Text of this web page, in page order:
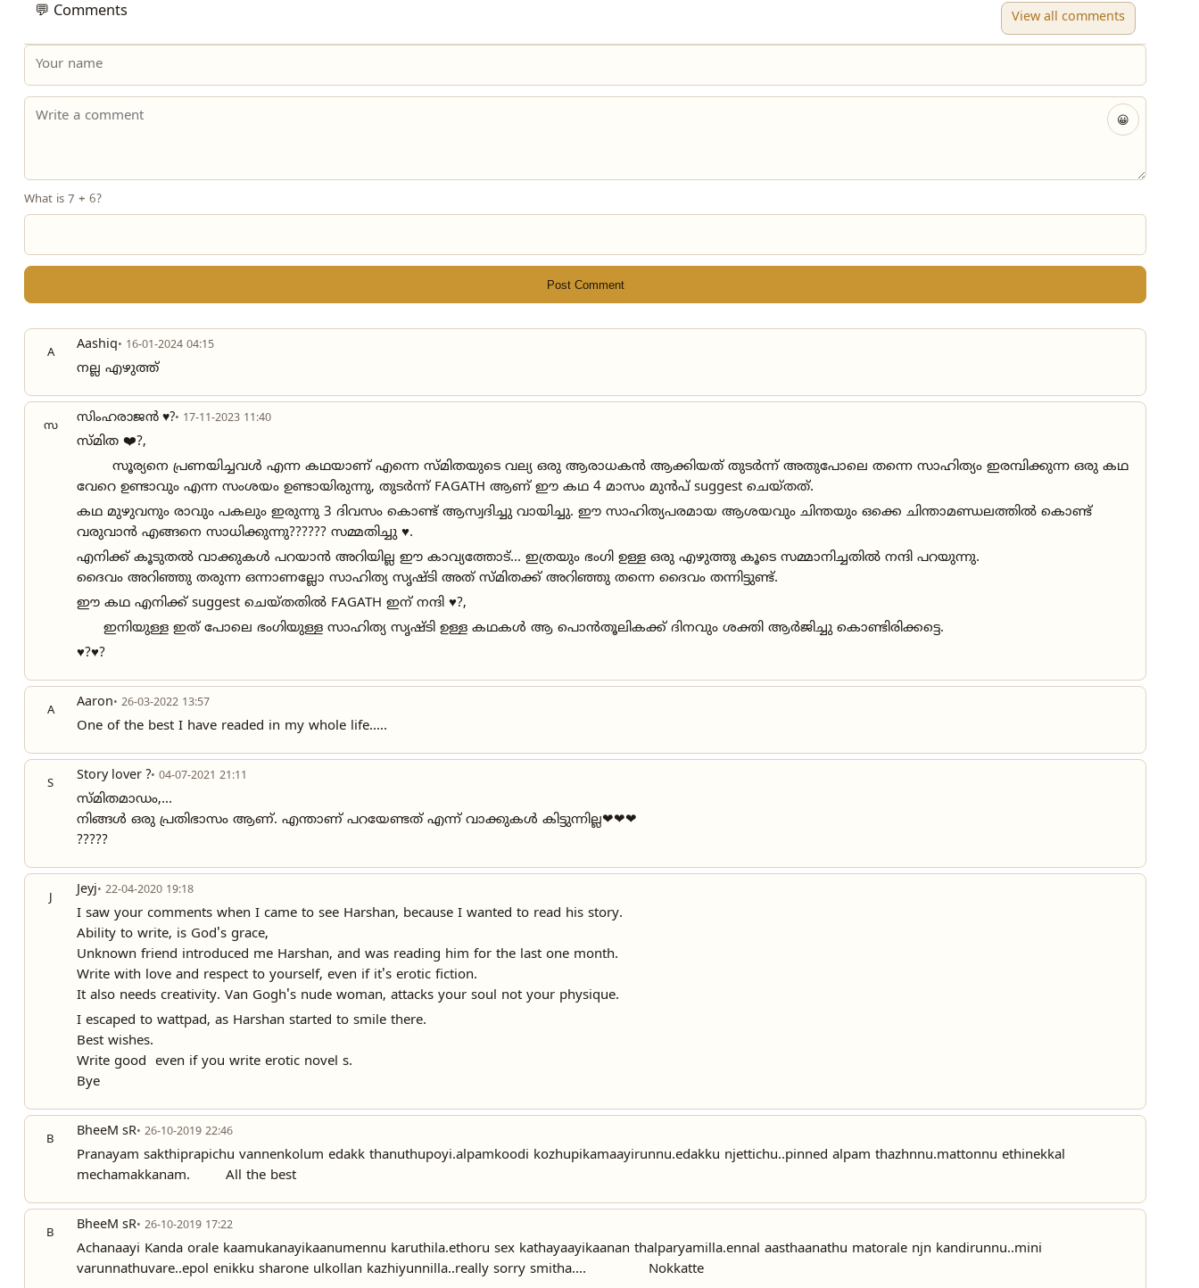
💬 Comments View all comments
😀
What is 7 + 6?
Post Comment
A Aashiq• 16-01-2024 04:15
നല്ല എഴുത്ത്
സ സിംഹരാജൻ ♥️?• 17-11-2023 11:40
സ്മിത ❤️?,
സൂര്യനെ പ്രണയിച്ചവൾ എന്ന കഥയാണ് എന്നെ സ്മിതയുടെ വല്യ ഒരു ആരാധകൻ ആക്കിയത് തുടർന്ന് അതുപോലെ തന്നെ സാഹിത്യം ഇരമ്പിക്കുന്ന ഒരു കഥ
വേറെ ഉണ്ടാവും എന്ന സംശയം ഉണ്ടായിരുന്നു, തുടർന്ന് FAGATH ആണ് ഈ കഥ 4 മാസം മുൻപ് suggest ചെയ്തത്.
കഥ മുഴുവനും രാവും പകലും ഇരുന്നു 3 ദിവസം കൊണ്ട് ആസ്വദിച്ചു വായിച്ചു. ഈ സാഹിത്യപരമായ ആശയവും ചിന്തയും ഒക്കെ ചിന്താമണ്ഡലത്തിൽ കൊണ്ട്
വരുവാൻ എങ്ങനെ സാധിക്കുന്നു?????? സമ്മതിച്ചു ♥️.
എനിക്ക് കൂടുതൽ വാക്കുകൾ പറയാൻ അറിയില്ല ഈ കാവ്യത്തോട്... ഇത്രയും ഭംഗി ഉള്ള ഒരു എഴുത്തു കൂടെ സമ്മാനിച്ചതിൽ നന്ദി പറയുന്നു.
ദൈവം അറിഞ്ഞു തരുന്ന ഒന്നാണല്ലോ സാഹിത്യ സൃഷ്ടി അത് സ്മിതക്ക് അറിഞ്ഞു തന്നെ ദൈവം തന്നിട്ടുണ്ട്.
ഈ കഥ എനിക്ക് suggest ചെയ്തതിൽ FAGATH ഇന് നന്ദി ♥️?,
ഇനിയുള്ള ഇത് പോലെ ഭംഗിയുള്ള സാഹിത്യ സൃഷ്ടി ഉള്ള കഥകൾ ആ പൊൻതൂലികക്ക് ദിനവും ശക്തി ആർജിച്ചു കൊണ്ടിരിക്കട്ടെ.
♥️?♥️?
A Aaron• 26-03-2022 13:57
One of the best I have readed in my whole life.....
S Story lover ?• 04-07-2021 21:11
സ്മിതമാഡം,...
നിങ്ങൾ ഒരു പ്രതിഭാസം ആണ്. എന്താണ് പറയേണ്ടത് എന്ന് വാക്കുകൾ കിട്ടുന്നില്ല❤❤❤
?????
Jeyj• 22-04-2020 19:18
I saw your comments when I came to see Harshan, because I wanted to read his story.
Ability to write, is God's grace,
Unknown friend introduced me Harshan, and was reading him for the last one month.
Write with love and respect to yourself, even if it's erotic fiction.
It also needs creativity. Van Gogh's nude woman, attacks your soul not your physique.
I escaped to wattpad, as Harshan started to smile there.
Best wishes.
Write good even if you write erotic novel s.
Bye
B BheeM sR• 26-10-2019 22:46
Pranayam sakthiprapichu vannenkolum edakk thanuthupoyi.alpamkoodi kozhupikamaayirunnu.edakku njettichu..pinned alpam thazhnnu.mattonnu ethinekkal
mechamakkanam. All the best
B BheeM sR• 26-10-2019 17:22
Achanaayi Kanda orale kaamukanayikaanumennu karuthila.ethoru sex kathayaayikaanan thalparyamilla.ennal aasthaanathu matorale njn kandirunnu..mini
varunnathuvare..epol enikku sharone ulkollan kazhiyunnilla..really sorry smitha.... Nokkatte